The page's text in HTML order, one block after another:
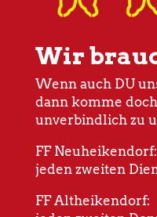
Wir
Wenn auch DU
dann komme
unverbindlich zu
FF Neuheikendorf:
jeden zweiten
FF Altheikendorf: